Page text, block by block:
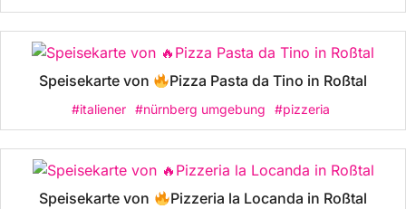
Speisekarte von Pizza Pasta da Tino in Roßtal
#italiener #nürnberg umgebung #pizzeria
Speisekarte von Pizzeria la Locanda in Roßtal